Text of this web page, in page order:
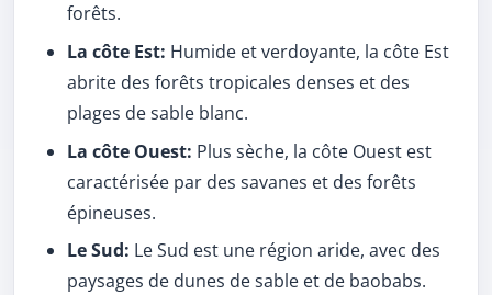
forêts.
La côte Est: Humide et verdoyante, la côte Est
abrite des forêts tropicales denses et des
plages de sable blanc.
La côte Ouest: Plus sèche, la côte Ouest est
caractérisée par des savanes et des forêts
épineuses.
Le Sud: Le Sud est une région aride, avec des
paysages de dunes de sable et de baobabs.